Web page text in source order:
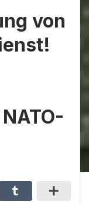
von